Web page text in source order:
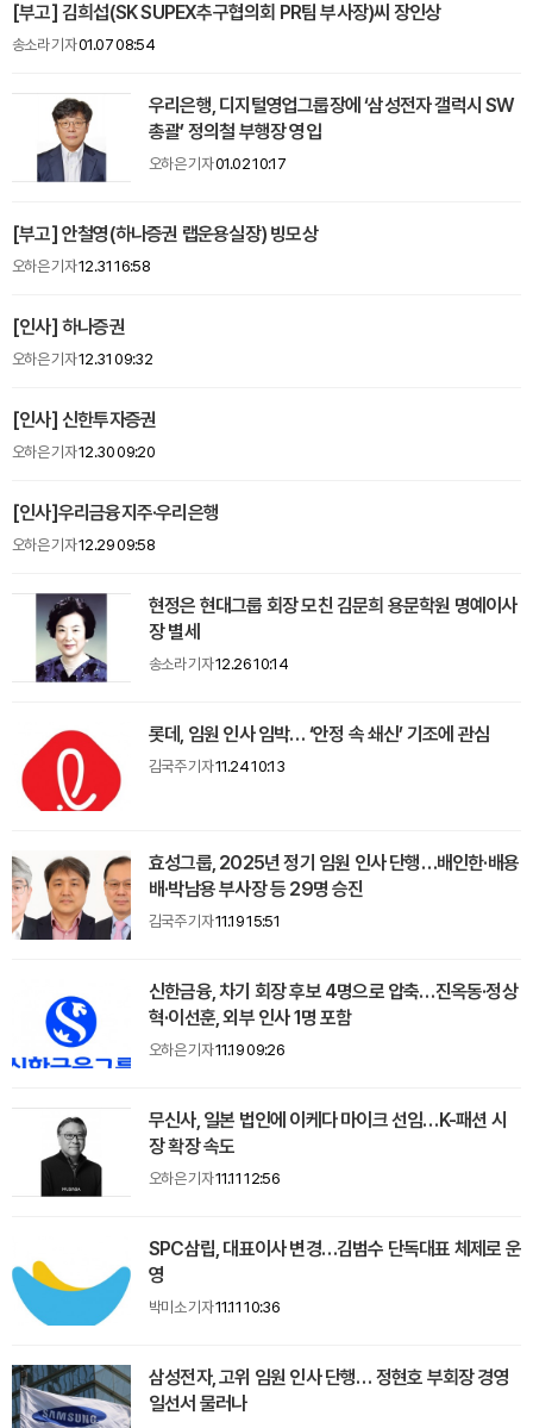
[부고] 김희섭(SK SUPEX추구협의회 PR팀 부사장)씨 장인상
송소라 기자01.07 08:54
우리은행, 디지털영업그룹장에 ‘삼성전자 갤럭시 SW
총괄’ 정의철 부행장 영입
오하은 기자01.02 10:17
[부고] 안철영(하나증권 랩운용실장) 빙모상
오하은 기자12.31 16:58
[인사] 하나증권
오하은 기자12.31 09:32
[인사] 신한투자증권
오하은 기자12.30 09:20
[인사]우리금융지주·우리은행
오하은 기자12.29 09:58
현정은 현대그룹 회장 모친 김문희 용문학원 명예이사
장 별세
송소라 기자12.26 10:14
롯데, 임원 인사 임박… ‘안정 속 쇄신’ 기조에 관심
김국주 기자11.24 10:13
효성그룹, 2025년 정기 임원 인사 단행…배인한·배용
배·박남용 부사장 등 29명 승진
김국주 기자11.19 15:51
신한금융, 차기 회장 후보 4명으로 압축…진옥동·정상
혁·이선훈, 외부 인사 1명 포함
오하은 기자11.19 09:26
무신사, 일본 법인에 이케다 마이크 선임…K-패션 시
장 확장 속도
오하은 기자11.11 12:56
SPC삼립, 대표이사 변경…김범수 단독대표 체제로 운
영
박미소 기자11.11 10:36
삼성전자, 고위 임원 인사 단행… 정현호 부회장 경영
일선서 물러나